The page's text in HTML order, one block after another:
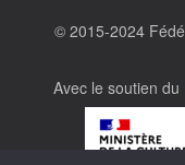
© 2015-2024
Avec le soutien du